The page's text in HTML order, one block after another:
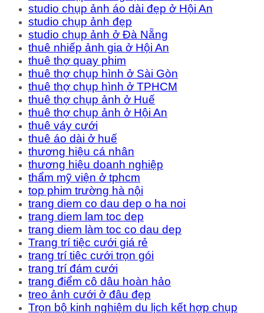
studio chụp ảnh áo dài đẹp ở Hội An
studio chụp ảnh đẹp
studio chụp ảnh ở Đà Nẵng
thuê nhiếp ảnh gia ở Hội An
thuê thợ quay phim
thuê thợ chụp hình ở Sài Gòn
thuê thợ chụp hình ở TPHCM
thuê thợ chụp ảnh ở Huế
thuê thợ chụp ảnh ở Hội An
thuê váy cưới
thuê áo dài ở huế
thương hiệu cá nhân
thương hiệu doanh nghiệp
thẩm mỹ viện ở tphcm
top phim trường hà nội
trang diem co dau dep o ha noi
trang diem lam toc dep
trang diem làm toc co dau dep
Trang trí tiệc cưới giá rẻ
trang trí tiệc cưới trọn gói
trang trí đám cưới
trang điểm cô dâu hoàn hảo
treo ảnh cưới ở đâu đẹp
Trọn bộ kinh nghiệm du lịch kết hợp chụp